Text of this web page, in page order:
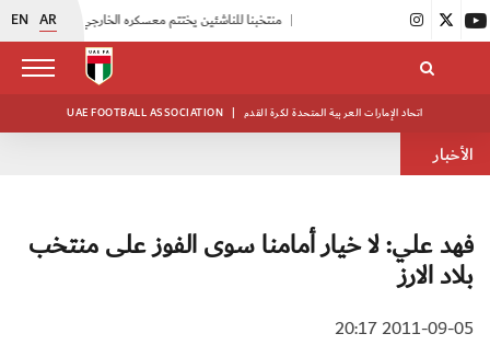
EN AR
| منتخبنا للناشئين يختتم معسكره الخارجي في صربيا
UAE FOOTBALL ASSOCIATION | اتحاد الإمارات العربية المتحدة لكرة القدم
الأخبار
فهد علي: لا خيار أمامنا سوى الفوز على منتخب
بلاد الارز
2011-09-05 20:17